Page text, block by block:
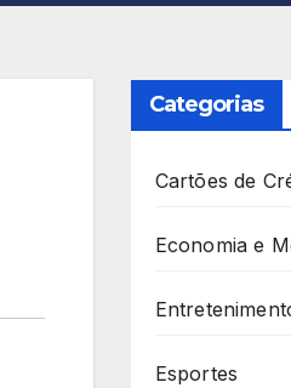
Categorias
Cartões de
Economia e
Esportes